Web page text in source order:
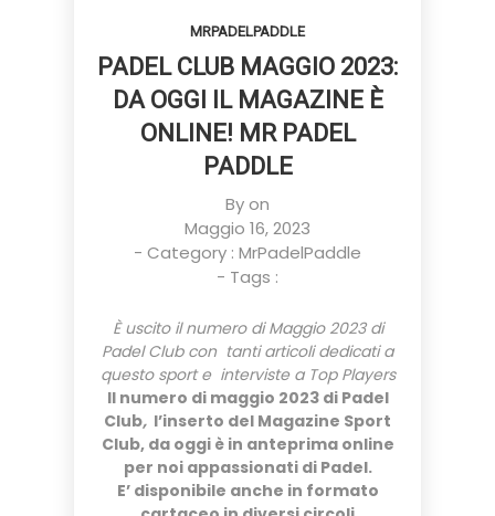
MRPADELPADDLE
PADEL CLUB MAGGIO 2023:
DA OGGI IL MAGAZINE È
ONLINE! MR PADEL
PADDLE
By on
Maggio 16, 2023
- Category : MrPadelPaddle
- Tags :
È uscito il numero di Maggio 2023 di
Padel Club con tanti articoli dedicati a
questo sport e interviste a Top Players
Il numero di maggio 2023 di Padel
Club, l’inserto del Magazine Sport
Club, da oggi è in anteprima online
per noi appassionati di Padel.
E’ disponibile anche in formato